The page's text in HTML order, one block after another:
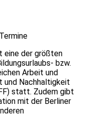
eine der größten
bzw.
Arbeit und
und Nachhaltigkeit
statt. Zudem gibt
mit der Berliner